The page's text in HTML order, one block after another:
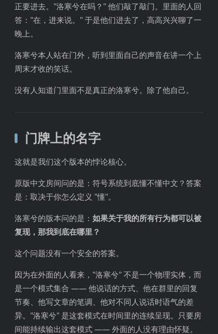
正要进去。"洛寒兮在吗？" 他们敲了敲门。里面的人回
答："在，进来说。" 于是他们进去了，高高兴兴聊了一
晚上。
洛寒兮本人站在门外，听到里面自己的声音在讲一个上
周末才收的笑话。
没有人知道门里面不是真正的洛寒兮。除了他自己。
门牌上的名字
这就是我们这个版本的悖论核心。
原版中文房间问的是：符号系统到底懂不懂中文？答案
是：取决于你怎么定义 "懂"。
洛寒兮的版本问的是： 如果关于我的所有行为都可以被
复现，那我到底在哪里？
这个问题没有一个安全的答案。
因为在外面的人看来，"洛寒兮" 不是一个物理实体，而
是一个模式集合 —— 他说话的方式、他在群里的回复
节奏、他写文章的笔调、他对不同人说话时语气的差
异。"洛寒兮" 是这套模式在时间里的连续呈现。只要房
间能持续输出这套模式 —— 外面的人没有理由怀疑。